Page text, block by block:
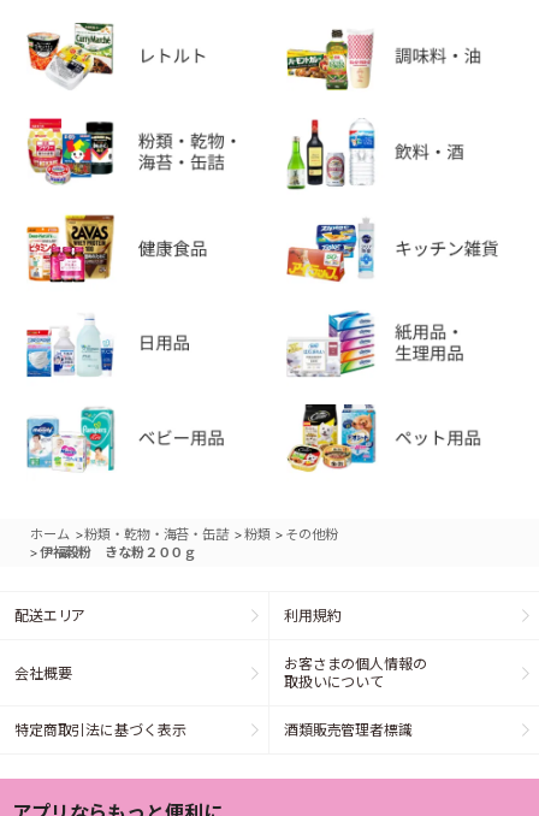
ホーム >粉類・乾物・海苔・缶詰 >粉類 > その他粉
>伊福穀粉 きな粉２００ｇ
配送エリア 利用規約
会社概要
お客さまの個人情報の
取扱いについて
特定商取引法に基づく表示 酒類販売管理者標識